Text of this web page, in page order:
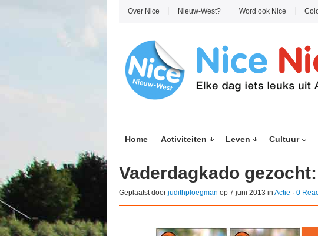
Over Nice Nieuw-West? Word ook Nice
Home Activiteiten Leven Cultuur
Vaderdagkado
Geplaatst door judithploegman op 7 juni 2013 in Actie · 0